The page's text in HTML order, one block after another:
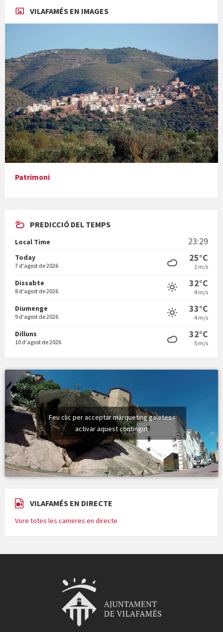
Concerts al Museu
Presentació del llibre &quot;La mare&quot;, d'Emma Zafon
En Bum
Vermuts a la Font. Hit parit
VILAFAMÉS EN IMAGES
Patrimoni
PREDICCIÓ DEL TEMPS
Local Time 23:29
Today
7 d'agost de 2026
25°C
1 m/s
Dissabte
8 d'agost de 2026
32°C
4 m/s
Diumenge
9 d'agost de 2026
33°C
4 m/s
Dilluns
10 d'agost de 2026
32°C
5 m/s
Feu clic per acceptar màrqueting galetes i
activar aquest contingut
VILAFAMÉS EN DIRECTE
Vore totes les cameres en directe